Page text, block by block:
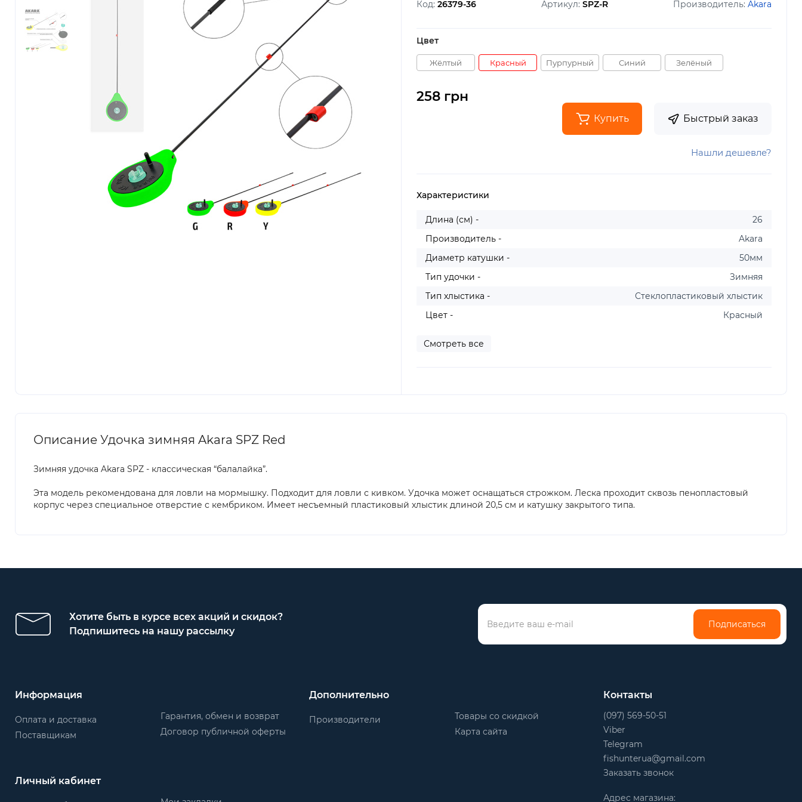
Код: 26379-36 Артикул: SPZ-R Производитель: Akara
Цвет
Жёлтый Красный Пурпурный Синий Зелёный
258 грн
Купить Быстрый заказ
Нашли дешевле?
Характеристики
Длина (см) -
26
Производитель -
Akara
Диаметр катушки -
50мм
Тип удочки -
Зимняя
Тип хлыстика -
Стеклопластиковый хлыстик
Цвет -
Красный
Смотреть все
Описание Удочка зимняя Akara SPZ Red
Зимняя удочка Akara SPZ - классическая “балалайка”.
Эта модель рекомендована для ловли на мормышку. Подходит для ловли с кивком. Удочка может оснащаться строжком. Леска проходит сквозь пенопластовый
корпус через специальное отверстие с кембриком. Имеет несъемный пластиковый хлыстик длиной 20,5 см и катушку закрытого типа.
Хотите быть в курсе всех акций и скидок?
Подпишитесь на нашу рассылку
Подписаться
Информация
Оплата и доставка
Поставщикам
Гарантия, обмен и возврат
Договор публичной оферты
Дополнительно
Производители
Товары со скидкой
Карта сайта
Личный кабинет
Контакты
(097) 569-50-51
Viber
Telegram
fishunterua@gmail.com
Заказать звонок
Адрес магазина: